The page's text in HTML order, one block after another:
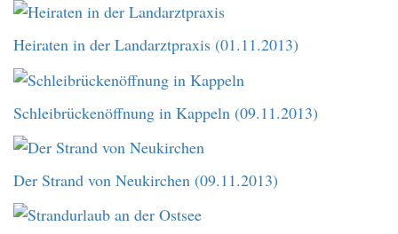
Heiraten in der Landarztpraxis (01.11.2013)
Schleibrückenöffnung in Kappeln (09.11.2013)
Der Strand von Neukirchen (09.11.2013)